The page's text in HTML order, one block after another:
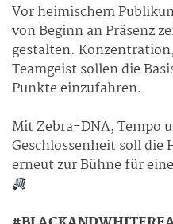
Vor heimischem
von Beginn an Präsenz
gestalten.
Teamgeist sollen die
Punkte einzufahren.
Mit Zebra-DNA, Tempo
Geschlossenheit soll die
erneut zur Bühne für